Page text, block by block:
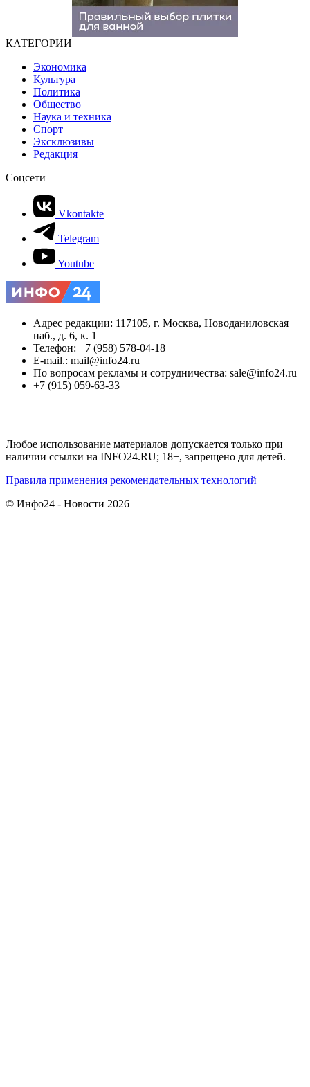
КАТЕГОРИИ
Экономика
Культура
Политика
Общество
Наука и техника
Спорт
Эксклюзивы
Редакция
Соцсети
Vkontakte
Telegram
Youtube
Адрес редакции: 117105, г. Москва, Новоданиловская
наб., д. 6, к. 1
Телефон: +7 (958) 578-04-18
E-mail.: mail@info24.ru
По вопросам рекламы и сотрудничества: sale@info24.ru
+7 (915) 059-63-33
Любое использование материалов допускается только при
наличии ссылки на INFO24.RU; 18+, запрещено для детей.
Правила применения рекомендательных технологий
© Инфо24 - Новости 2026